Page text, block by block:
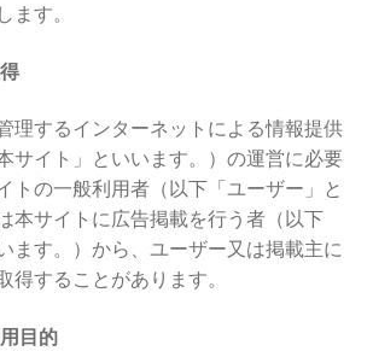
ます。
理するインターネットによる情報提供
サイト」といいます。）の運営に必要
トの一般利用者（以下「ユーザー」と
本サイトに広告掲載を行う者（以下
ます。）から、ユーザー又は掲載主に
得することがあります。
目的